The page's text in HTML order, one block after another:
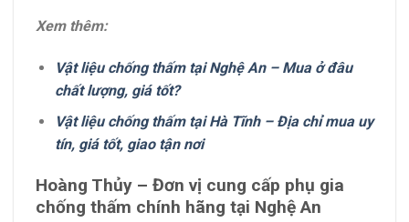
Xem thêm:
Vật liệu chống thấm tại Nghệ An – Mua ở đâu
chất lượng, giá tốt?
Vật liệu chống thấm tại Hà Tĩnh – Địa chỉ mua uy
tín, giá tốt, giao tận nơi
Hoàng Thủy – Đơn vị cung cấp phụ gia
chống thấm chính hãng tại Nghệ An